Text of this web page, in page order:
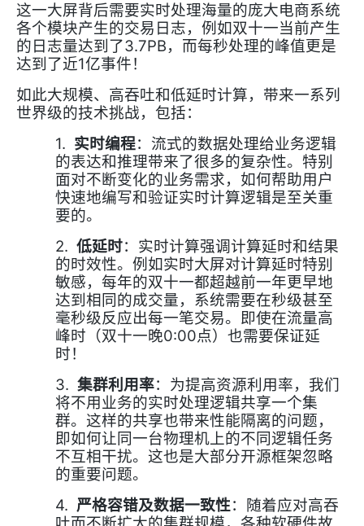
这一大屏背后需要实时处理海量的庞大电商系统
各个模块产生的交易日志，例如双十一当前产生
的日志量达到了3.7PB，而每秒处理的峰值更是
达到了近1亿事件！
如此大规模、高吞吐和低延时计算，带来一系列
世界级的技术挑战，包括：
1. 实时编程：流式的数据处理给业务逻辑
的表达和推理带来了很多的复杂性。特别
面对不断变化的业务需求，如何帮助用户
快速地编写和验证实时计算逻辑是至关重
要的。
2. 低延时：实时计算强调计算延时和结果
的时效性。例如实时大屏对计算延时特别
敏感，每年的双十一都超越前一年更早地
达到相同的成交量，系统需要在秒级甚至
毫秒级反应出每一笔交易。即使在流量高
峰时（双十一晚0:00点）也需要保证延
时！
3. 集群利用率：为提高资源利用率，我们
将不用业务的实时处理逻辑共享一个集
群。这样的共享也带来性能隔离的问题，
即如何让同一台物理机上的不同逻辑任务
不互相干扰。这也是大部分开源框架忽略
的重要问题。
4. 严格容错及数据一致性：随着应对高吞